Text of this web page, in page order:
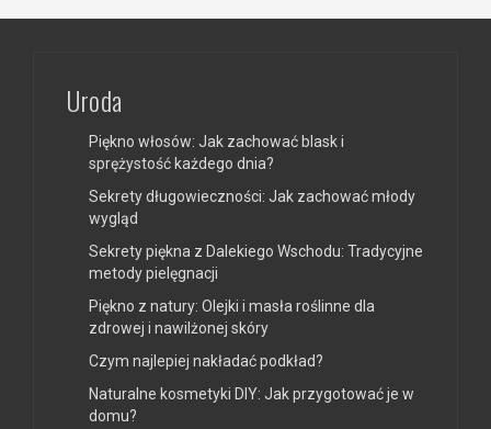
Uroda
Piękno włosów: Jak zachować blask i
sprężystość każdego dnia?
Sekrety długowieczności: Jak zachować młody
wygląd
Sekrety piękna z Dalekiego Wschodu: Tradycyjne
metody pielęgnacji
Piękno z natury: Olejki i masła roślinne dla
zdrowej i nawilżonej skóry
Czym najlepiej nakładać podkład?
Naturalne kosmetyki DIY: Jak przygotować je w
domu?